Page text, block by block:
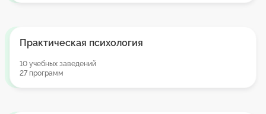
Практическая психология
10 учебных заведений
27 программ